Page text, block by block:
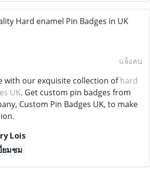
Hard enamel Pin Badges in UK
แจ้งลบ
with our exquisite collection ofhard
UK. Get custom pin badges from
Custom Pin Badges UK, to make
Lois
ยมชม